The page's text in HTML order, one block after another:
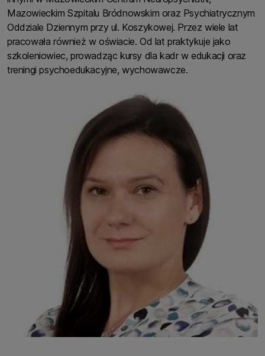
Mazowieckim Szpitalu Bródnowskim oraz Psychiatrycznym
Oddziale Dziennym przy ul. Koszykowej. Przez wiele lat
pracowała również w oświacie. Od lat praktykuje jako
szkoleniowiec, prowadząc kursy dla kadr w edukacji oraz
treningi psychoedukacyjne, wychowawcze.